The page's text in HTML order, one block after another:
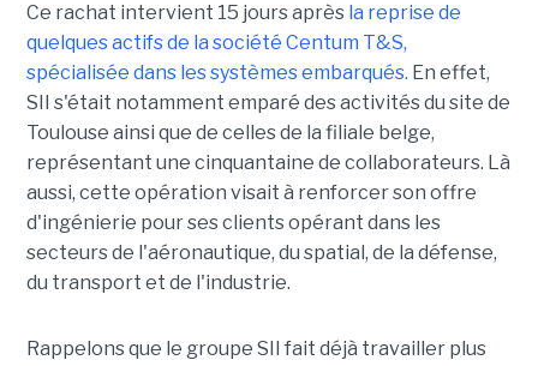
Ce rachat intervient 15 jours après la reprise de
quelques actifs de la société Centum T&S,
spécialisée dans les systèmes embarqués. En effet,
SII s'était notamment emparé des activités du site de
Toulouse ainsi que de celles de la filiale belge,
représentant une cinquantaine de collaborateurs. Là
aussi, cette opération visait à renforcer son offre
d'ingénierie pour ses clients opérant dans les
secteurs de l'aéronautique, du spatial, de la défense,
du transport et de l'industrie.
Rappelons que le groupe SII fait déjà travailler plus